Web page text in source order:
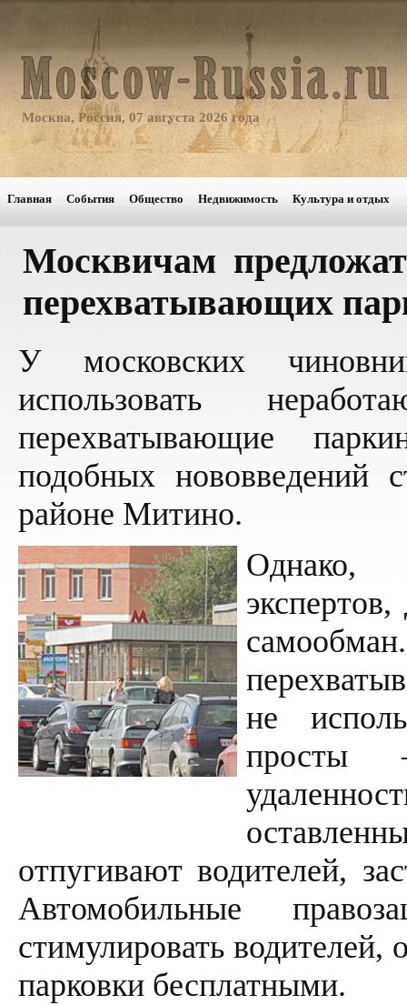
Москва, Россия, 07 августа 2026 года
Главная События Общество Недвижимость Культура и отдых
Москвичам
перехватывающих
У московских
использовать
перехватывающие
подобных нововведений
районе Митино.
Однако,
не
просты
отпугивают водителей,
Автомобильные
стимулировать водителей,
парковки бесплатными.